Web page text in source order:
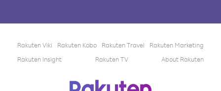
Rakuten Viki Rakuten Kobo Rakuten Travel
Rakuten Marketing
Rakuten Insight
Rakuten TV About Rakuten